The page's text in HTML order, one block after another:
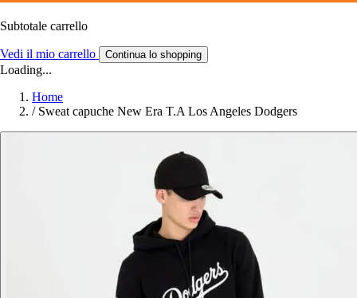
Subtotale carrello
Vedi il mio carrello Continua lo shopping
Loading...
Home
/ Sweat capuche New Era T.A Los Angeles Dodgers